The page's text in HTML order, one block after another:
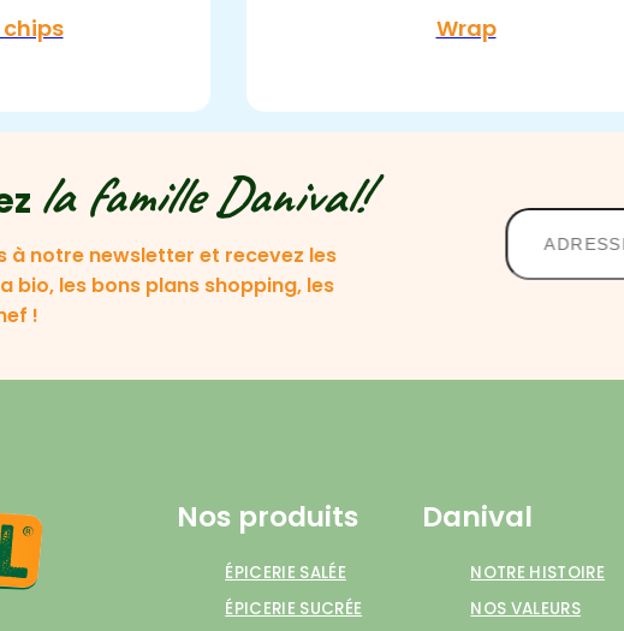
Wrap
la famille Danival!
à notre newsletter et recevez les
bio, les bons plans shopping, les
!
Nos produits
ÉPICERIE SALÉE
ÉPICERIE SUCRÉE
Danival
NOTRE HISTOIRE
NOS VALEURS